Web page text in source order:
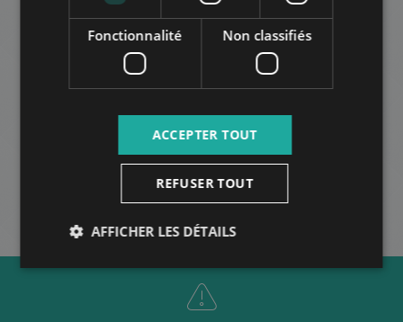
HARIS KÖZ
Montant du loyer:
Quartier 5 • 2 chambres • 72 m2
AUTRES
Fonctionnalité Non classifiés
ACCEPTER TOUT
REFUSER TOUT
AFFICHER LES DÉTAILS